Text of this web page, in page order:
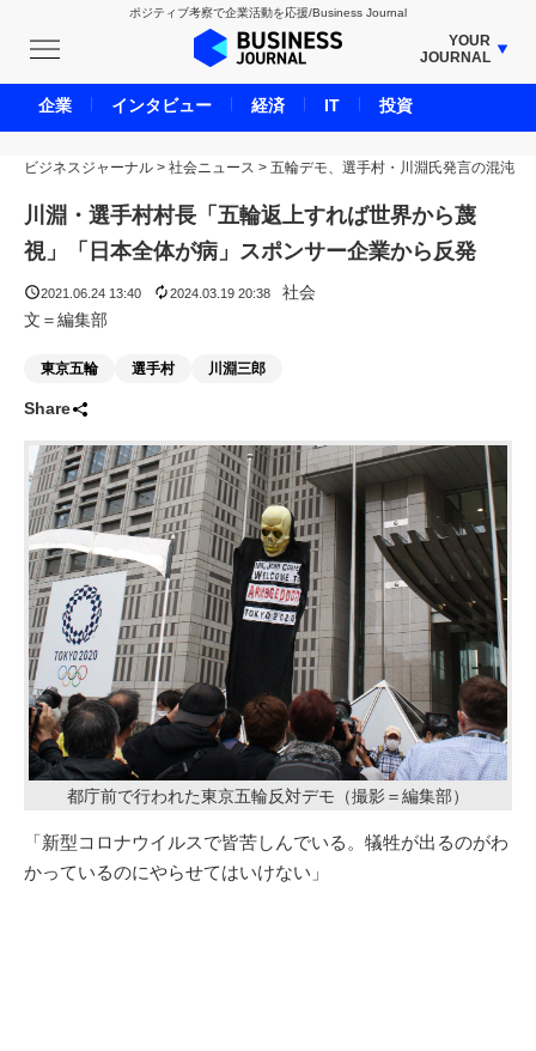
ポジティブ考察で企業活動を応援/Business Journal
YOUR
JOURNAL
BUSINESS JOURNAL
UNICORN JOURNAL
CARBON CREDITS JOURNAL
IVS JOURNAL
ENERGY MANAGEMENT JOURNAL
BPaaS JOURNAL
ADOPTABLE DOG JOURNAL
ビジネスジャーナル > 社会ニュース > 五輪デモ、選手村・川淵氏発言の混沌
川淵・選手村村長「五輪返上すれば世界から蔑
視」「日本全体が病」スポンサー企業から反発
2021.06.24 13:40 2024.03.19 20:38
社会
文＝編集部
東京五輪 選手村 川淵三郎
Share
都庁前で行われた東京五輪反対デモ（撮影＝編集部）
「新型コロナウイルスで皆苦しんでいる。犠牲が出るのがわ
かっているのにやらせてはいけない」
企業 インタビュー 経済 IT 投資